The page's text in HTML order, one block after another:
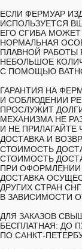
ЕСЛИ ФЕРМУАР
ИСПОЛЬЗУЕТСЯ
ЕГО СГИБА
НОРМАЛЬНАЯ
ПЛАВНОЙ РАБОТЫ
НЕБОЛЬШОЕ
С ПОМОЩЬЮ
ГАРАНТИЯ НА
И СОБЛЮДЕНИИ
ПРОСЛУЖИТ
МЕХАНИЗМА НЕ
И НЕ ПРИЛАГАЙТЕ
ДОСТАВКА И
СТОИМОСТЬ
СТОИМОСТЬ
ПРИ ОФОРМЛЕНИИ
ДОСТАВКА
ДРУГИХ СТРАН
В ЗАВИСИМОСТИ
ДЛЯ ЗАКАЗОВ
БЕСПЛАТНАЯ: ДО
ПО САНКТ-